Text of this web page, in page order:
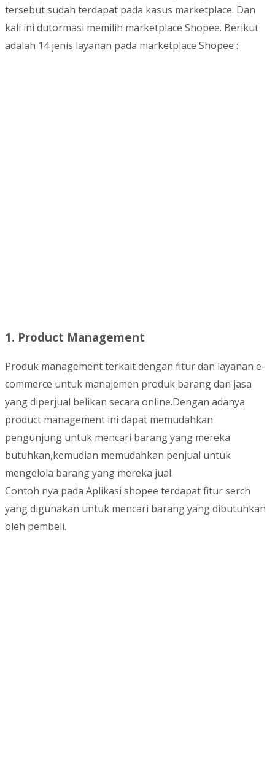
tersebut sudah terdapat pada kasus marketplace. Dan
kali ini dutormasi memilih marketplace Shopee. Berikut
adalah 14 jenis layanan pada marketplace Shopee :
1. Product Management
Produk management terkait dengan fitur dan layanan e-
commerce untuk manajemen produk barang dan jasa
yang diperjual belikan secara online.Dengan adanya
product management ini dapat memudahkan
pengunjung untuk mencari barang yang mereka
butuhkan,kemudian memudahkan penjual untuk
mengelola barang yang mereka jual.
Contoh nya pada Aplikasi shopee terdapat fitur serch
yang digunakan untuk mencari barang yang dibutuhkan
oleh pembeli.